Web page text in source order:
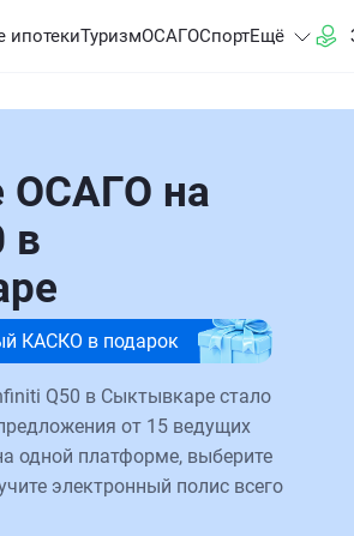
ипотекиТуризмОСАГОСпортЕщё
ОСАГО на
в
КАСКО в подарок
Q50 в Сыктывкаре стало
от 15 ведущих
одной платформе, выберите
электронный полис всего